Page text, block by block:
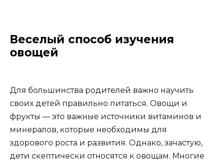
Веселый способ изучения
овощей
Для большинства родителей важно научить
своих детей правильно питаться. Овощи и
фрукты — это важные источники витаминов и
минералов, которые необходимы для
здорового роста и развития. Однако, зачастую,
дети скептически относятся к овощам. Многие